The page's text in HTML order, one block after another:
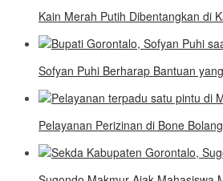
Kain Merah Putih Dibentangkan di
Sofyan Puhi Berharap Bantuan
Pelayanan Perizinan di Bone